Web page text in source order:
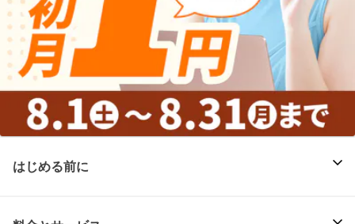
はじめる前に